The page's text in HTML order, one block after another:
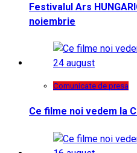
Festivalul Ars
noiembrie
Comunicate de presa
Ce filme noi vedem la